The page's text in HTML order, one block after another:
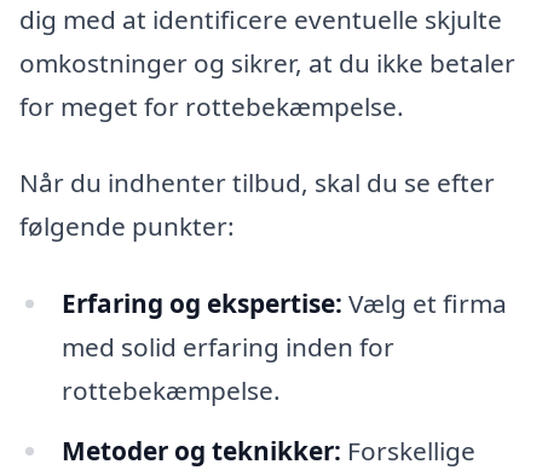
dig med at identificere eventuelle skjulte
omkostninger og sikrer, at du ikke betaler
for meget for rottebekæmpelse.
Når du indhenter tilbud, skal du se efter
følgende punkter:
Erfaring og ekspertise: Vælg et firma
med solid erfaring inden for
rottebekæmpelse.
Metoder og teknikker: Forskellige